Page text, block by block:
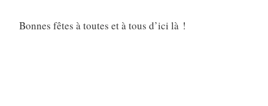
Bonnes fêtes à toutes et à tous d’ici là !